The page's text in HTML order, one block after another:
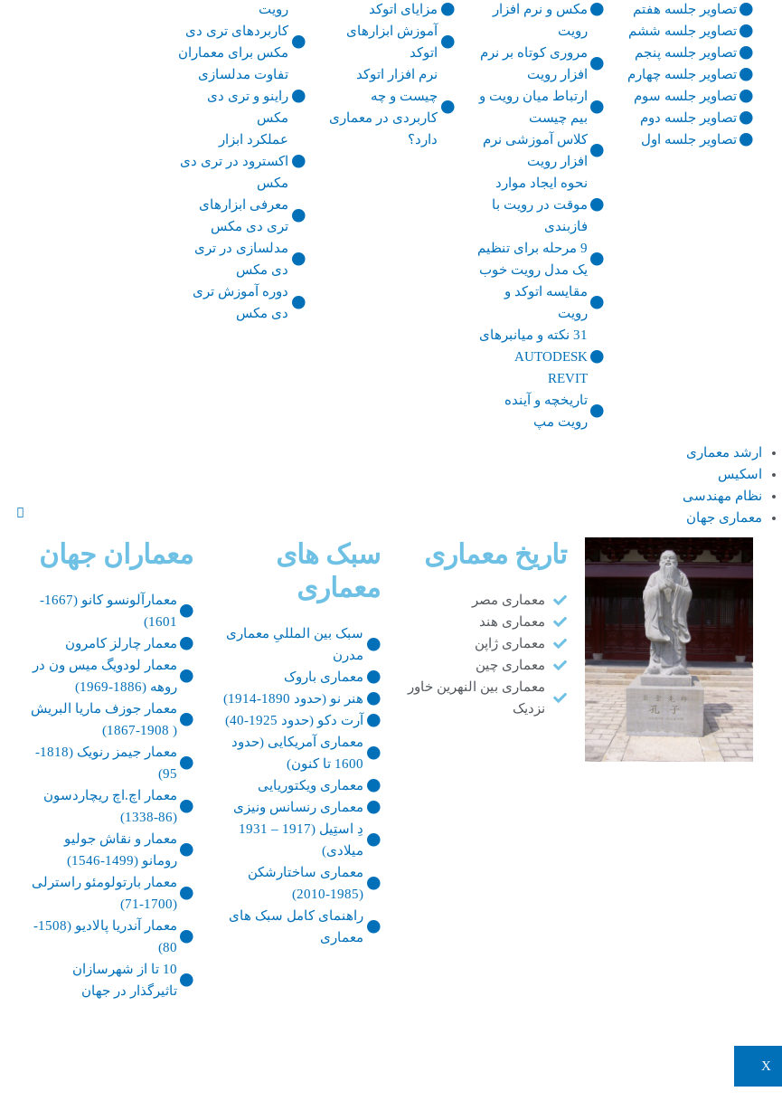
تصاویر جلسه هفتم
تصاویر جلسه ششم
تصاویر جلسه پنجم
تصاویر جلسه چهارم
تصاویر جلسه سوم
تصاویر جلسه دوم
تصاویر جلسه اول
مکس و نرم افزار
رویت
مروری کوتاه بر نرم
افزار رویت
ارتباط میان رویت و
بیم چیست
کلاس آموزشی نرم
افزار رویت
نحوه ایجاد موارد
موقت در رویت با
فازبندی
9 مرحله برای تنظیم
یک مدل رویت خوب
مقایسه اتوکد و
رویت
31 نکته و میانبرهای
AUTODESK
REVIT
تاریخچه و آینده
رویت مپ
مزایای اتوکد
آموزش ابزارهای
اتوکد
نرم افزار اتوکد
چیست و چه
کاربردی در معماری
دارد؟
رویت
کاربردهای تری دی
مکس برای معماران
تفاوت مدلسازی
راینو و تری دی
مکس
عملکرد ابزار
اکسترود در تری دی
مکس
معرفی ابزارهای
تری دی مکس
مدلسازی در تری
دی مکس
دوره آموزش تری
دی مکس
ارشد معماری
اسکیس
نظام مهندسی
معماری جهان
تاریخ معماری
معماری مصر
معماری هند
معماری ژاپن
معماری چین
معماری بین النهرین خاور
نزدیک
سبک های
معماری
سبک بین المللیِ معماری
مدرن
معماری باروک
هنر نو (حدود 1890-1914)
آرت دکو (حدود 1925-40)
معماری آمریکایی (حدود
1600 تا کنون)
معماری ویکتوریایی
معماری رنسانس ونیزی
دِ استِیل (1917 – 1931
میلادی)
معماری ساختارشکن
(1985-2010)
راهنمای کامل سبک های
معماری
معماران جهان
معمارآلونسو کانو (1667-
1601)
معمار چارلز کامرون
معمار لودویگ میس ون در
روهه (1886-1969)
معمار جوزف ماریا البریش
( 1908-1867)
معمار جیمز رنویک (1818-
95)
معمار اچ.اچ ریچاردسون
(86-1338)
معمار و نقاش جولیو
رومانو (1499-1546)
معمار بارتولومئو راسترلی
(1700-71)
معمار آندریا پالادیو (1508-
80)
10 تا از شهرسازان
تاثیرگذار در جهان
X